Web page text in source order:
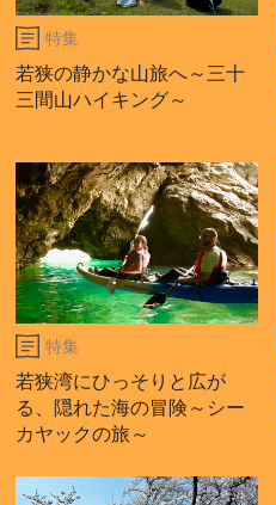
特集
若狭の静かな山旅へ～三十
三間山ハイキング～
特集
若狭湾にひっそりと広が
る、隠れた海の冒険～シー
カヤックの旅～